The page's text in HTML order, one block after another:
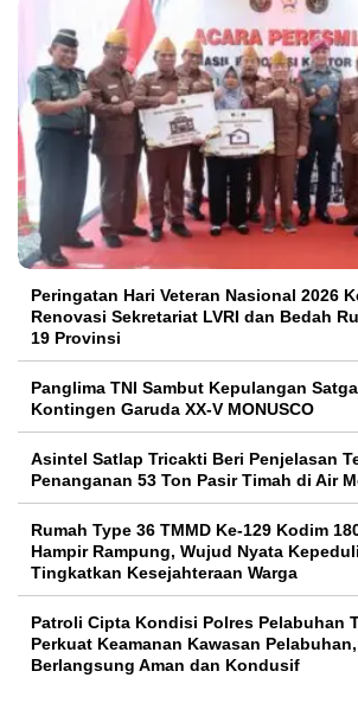
Peringatan Hari Veteran Nasional 2026
Renovasi Sekretariat LVRI dan Bedah
19 Provinsi
Panglima TNI Sambut Kepulangan
Kontingen Garuda XX-V MONUSCO
Asintel Satlap Tricakti Beri Penjelasan
Penanganan 53 Ton Pasir Timah di Air
Rumah Type 36 TMMD Ke-129 Kodim
Hampir Rampung, Wujud Nyata
Tingkatkan Kesejahteraan Warga
Patroli Cipta Kondisi Polres Pelabuhan
Perkuat Keamanan Kawasan
Berlangsung Aman dan Kondusif